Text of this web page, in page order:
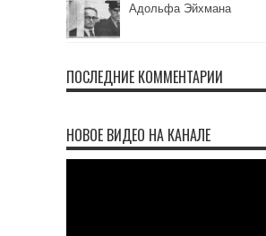
Адольфа Эйхмана
ПОСЛЕДНИЕ КОММЕНТАРИИ
НОВОЕ ВИДЕО НА КАНАЛЕ